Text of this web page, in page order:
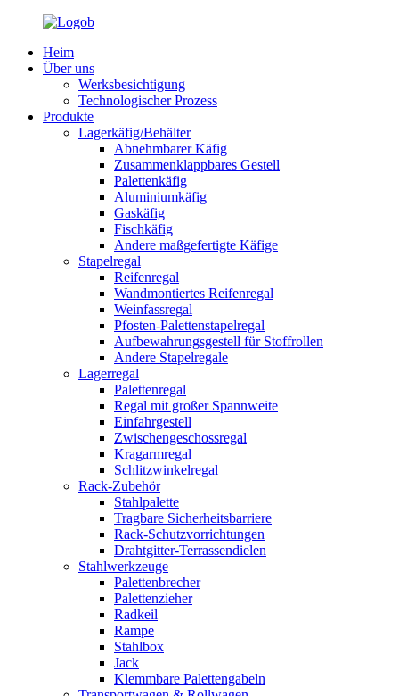
Heim
Über uns
Werksbesichtigung
Technologischer Prozess
Produkte
Lagerkäfig/Behälter
Abnehmbarer Käfig
Zusammenklappbares Gestell
Palettenkäfig
Aluminiumkäfig
Gaskäfig
Fischkäfig
Andere maßgefertigte Käfige
Stapelregal
Reifenregal
Wandmontiertes Reifenregal
Weinfassregal
Pfosten-Palettenstapelregal
Aufbewahrungsgestell für Stoffrollen
Andere Stapelregale
Lagerregal
Palettenregal
Regal mit großer Spannweite
Einfahrgestell
Zwischengeschossregal
Kragarmregal
Schlitzwinkelregal
Rack-Zubehör
Stahlpalette
Tragbare Sicherheitsbarriere
Rack-Schutzvorrichtungen
Drahtgitter-Terrassendielen
Stahlwerkzeuge
Palettenbrecher
Palettenzieher
Radkeil
Rampe
Stahlbox
Jack
Klemmbare Palettengabeln